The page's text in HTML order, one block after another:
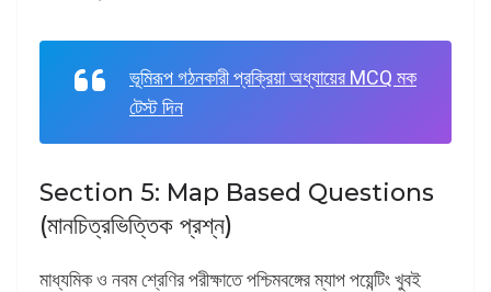
ভূমিরূপ গঠনকারী প্রক্রিয়া অধ্যায়ের MCQ মক
টেস্ট দিন
Section 5: Map Based Questions
(মানচিত্রভিত্তিক প্রশ্ন)
মাধ্যমিক ও নবম শ্রেণির পরীক্ষাতে পশ্চিমবঙ্গের ম্যাপ পয়েন্টিং খুবই